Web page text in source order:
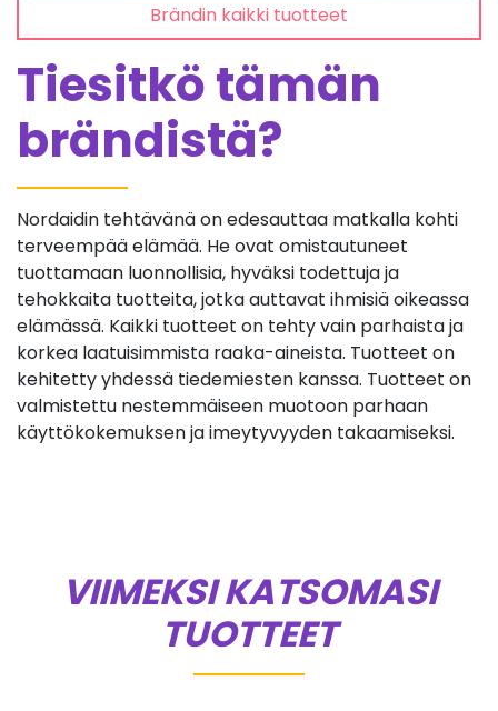
Brändin kaikki tuotteet
Tiesitkö tämän
brändistä?
Nordaidin tehtävänä on edesauttaa matkalla kohti
terveempää elämää. He ovat omistautuneet
tuottamaan luonnollisia, hyväksi todettuja ja
tehokkaita tuotteita, jotka auttavat ihmisiä oikeassa
elämässä. Kaikki tuotteet on tehty vain parhaista ja
korkea laatuisimmista raaka-aineista. Tuotteet on
kehitetty yhdessä tiedemiesten kanssa. Tuotteet on
valmistettu nestemmäiseen muotoon parhaan
käyttökokemuksen ja imeytyvyyden takaamiseksi.
VIIMEKSI KATSOMASI
TUOTTEET